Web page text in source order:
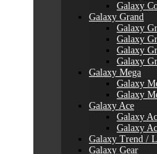
Galaxy
Galaxy Grand
Galaxy
Galaxy
Galaxy
Galaxy
Galaxy Mega
Galaxy
Galaxy
Galaxy Ace
Galaxy
Galaxy
Galaxy Trend /
Galaxy Gear